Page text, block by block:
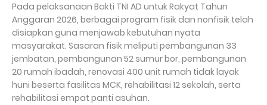
Pada pelaksanaan Bakti TNI AD untuk Rakyat Tahun
Anggaran 2026, berbagai program fisik dan nonfisik telah
disiapkan guna menjawab kebutuhan nyata
masyarakat. Sasaran fisik meliputi pembangunan 33
jembatan, pembangunan 52 sumur bor, pembangunan
20 rumah ibadah, renovasi 400 unit rumah tidak layak
huni beserta fasilitas MCK, rehabilitasi 12 sekolah, serta
rehabilitasi empat panti asuhan.